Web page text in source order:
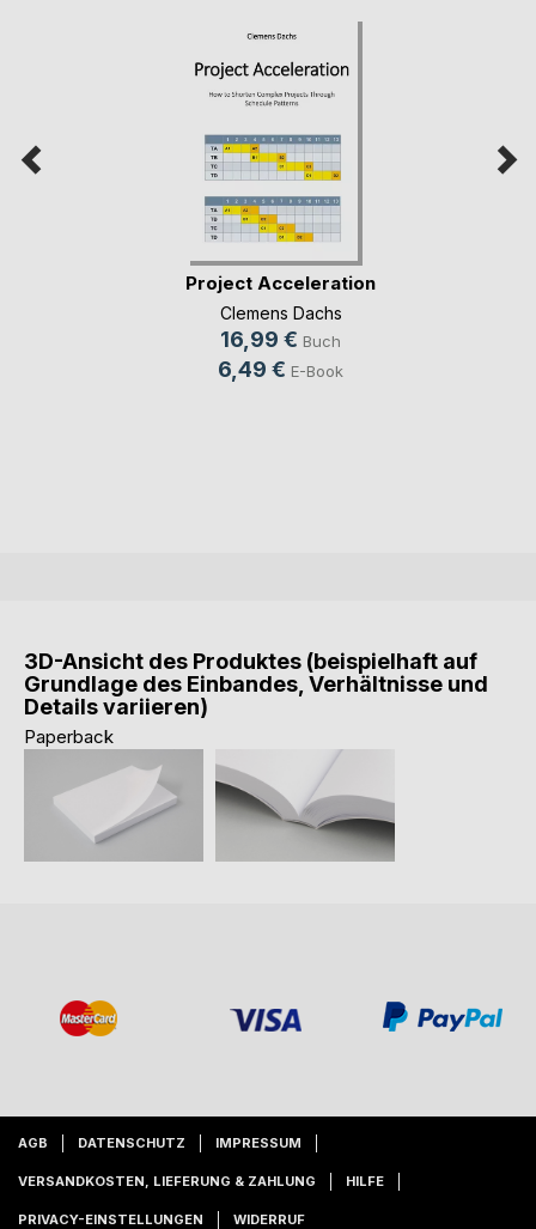
Project Acceleration
Clemens Dachs
16,99 € Buch
6,49 € E-Book
3D-Ansicht des Produktes (beispielhaft auf
Grundlage des Einbandes, Verhältnisse und
Details variieren)
Paperback
AGB DATENSCHUTZ IMPRESSUM
VERSANDKOSTEN, LIEFERUNG & ZAHLUNG HILFE
PRIVACY-EINSTELLUNGEN WIDERRUF